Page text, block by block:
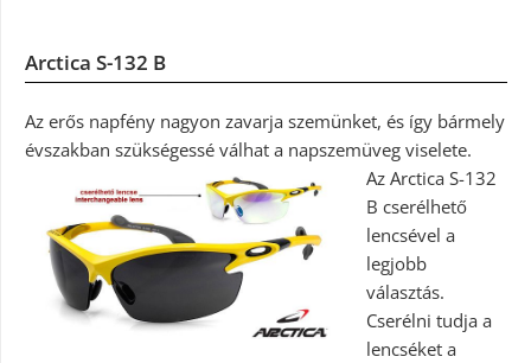
Arctica S-132 B
Az erős napfény nagyon zavarja szemünket, és így bármely
évszakban szükségessé válhat a napszemüveg viselete.
Az Arctica S-132
B cserélhető
lencsével a
legjobb
választás.
Cserélni tudja a
lencséket a